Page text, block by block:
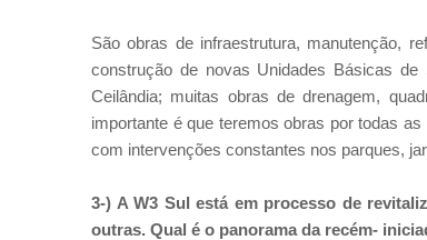
São obras de infraestrutura, manutenção,
construção de novas Unidades Básicas
Ceilândia; muitas obras de drenagem,
importante é que teremos obras por todas
com intervenções constantes nos parques,
3-) A W3 Sul está em processo de
outras. Qual é o panorama da recém-